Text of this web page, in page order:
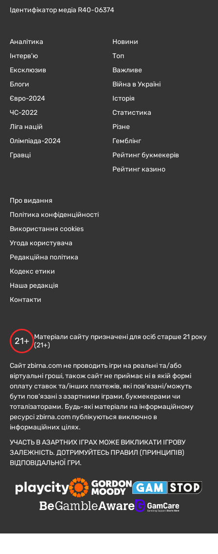
Ідентифікатор медіа R40-06374
Аналітика
Інтерв'ю
Ексклюзив
Блоги
Євро-2024
ЧC-2022
Ліга націй
Олімпіада-2024
Гравці
Новини
Топ
Важливе
Війна в Україні
Історія
Статистика
Різне
Гемблінг
Рейтинг букмекерів
Рейтинг казино
Про видання
Політика конфіденційності
Використання cookies
Угода користувача
Редакційна політика
Кодекс етики
Наша редакція
Контакти
21+
Матеріали сайту призначені для осіб старше 21 року
(21+)
Сайт zbirna.com не проводить ігри на реальні та/або
віртуальні гроші, також сайт не приймає ні в якій формі
оплату ставок та/інших платежів, які пов’язані/можуть
бути пов’язані з азартними іграми, букмекерами чи
тоталізаторами. Будь-які матеріали на інформаційному
ресурсі zbirna.com публікуються виключно в
інформаційних цілях.
УЧАСТЬ В АЗАРТНИХ ІГРАХ МОЖЕ ВИКЛИКАТИ ІГРОВУ
ЗАЛЕЖНІСТЬ. ДОТРИМУЙТЕСЬ ПРАВИЛ (ПРИНЦИПІВ)
ВІДПОВІДАЛЬНОЇ ГРИ.